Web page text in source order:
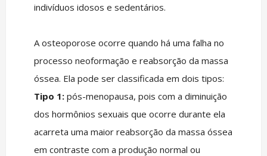
indivíduos idosos e sedentários.
A osteoporose ocorre quando há uma falha no
processo neoformação e reabsorção da massa
óssea. Ela pode ser classificada em dois tipos:
Tipo 1:pós-menopausa, pois com a diminuição
dos hormônios sexuais que ocorre durante ela
acarreta uma maior reabsorção da massa óssea
em contraste com a produção normal ou